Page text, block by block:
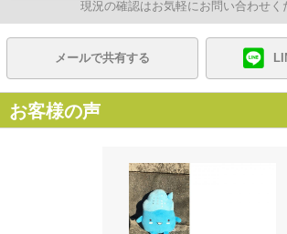
現況の確認はお気軽にお問い合わせく
メールで共有する
お客様の声